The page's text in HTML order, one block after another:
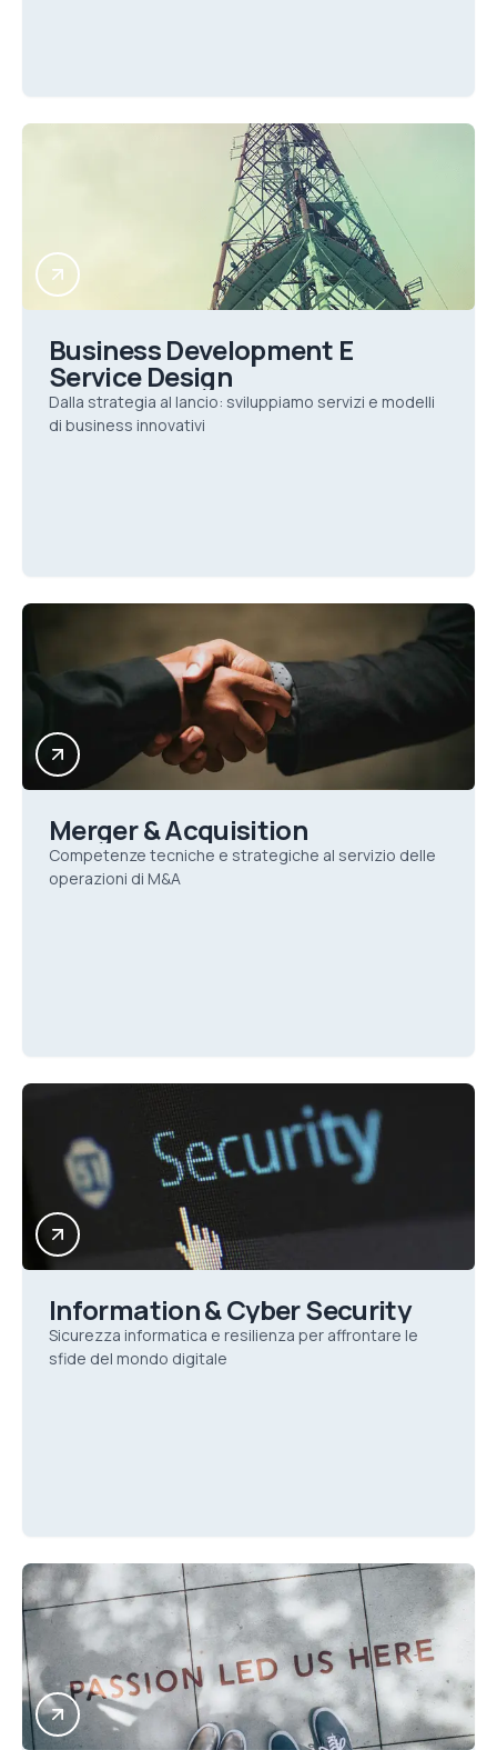
Business Development E
Service Design
Dalla strategia al lancio: sviluppiamo servizi e modelli
di business innovativi
Merger & Acquisition
Competenze tecniche e strategiche al servizio delle
operazioni di M&A
Information & Cyber Security
Sicurezza informatica e resilienza per affrontare le
sfide del mondo digitale